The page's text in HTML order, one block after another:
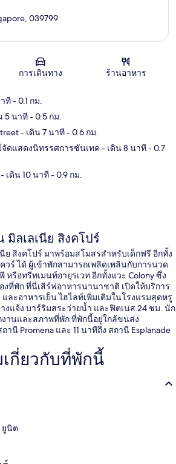
แผนที่
039799
การเดินทาง ร้านอาหาร
ที- 0.1 กม.
5 นาที- 0.5 กม.
- เดิน 7 นาที- 0.6 กม.
ดแสดงนิทรรศการซันเทค- เดิน 8 นาที- 0.7
- เดิน 10 นาที- 0.9 กม.
มิลเลเนีย สิงคโปร์
ย สิงคโปร์ มาพร้อมสโมสรสำหรับเด็กฟรี อีกทั้ง
วร์ ได้ ผู้เข้าพักสามารถเพลิดเพลินกับการนวด
รือทรีทเมนท์อายุรเวท อีกทั้งแวะ Colony ซึ่ง
งที่พัก ที่นี่เสิร์ฟอาหารนานาชาติ เปิดให้บริการ
ละอาหารเย็น ไฮไลท์เพิ่มเติมในโรงแรมสุดหรู
งแจ้ง บาร์ริมสระว่ายน้ำ และฟิตเนส 24 ชม. นัก
านและสภาพที่พัก ที่พักนี้อยู่ใกล้ขนส่ง
นี Promena และ 11 นาทีถึง สถานี Esplanade
กี่ยวกับที่พักนี้
ยูนิต